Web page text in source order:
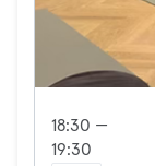
18:30 —
19:30